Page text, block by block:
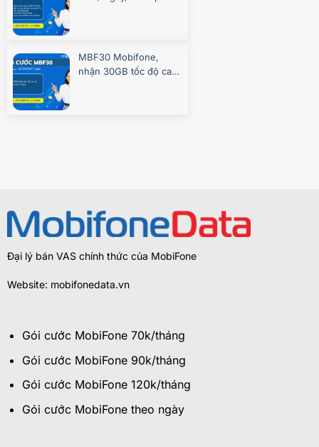
MBF30 Mobifone,
nhận 30GB tốc độ cao
Đại lý bán VAS chính thức của MobiFone
Website: mobifonedata.vn
Gói cước MobiFone 70k/tháng
Gói cước MobiFone 90k/tháng
Gói cước MobiFone 120k/tháng
Gói cước MobiFone theo ngày